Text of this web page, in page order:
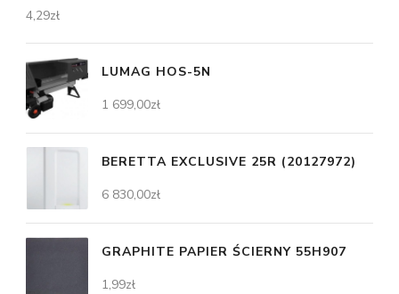
4,29zł
LUMAG HOS-5N
1 699,00zł
BERETTA EXCLUSIVE 25R (20127972)
6 830,00zł
GRAPHITE PAPIER ŚCIERNY 55H907
1,99zł